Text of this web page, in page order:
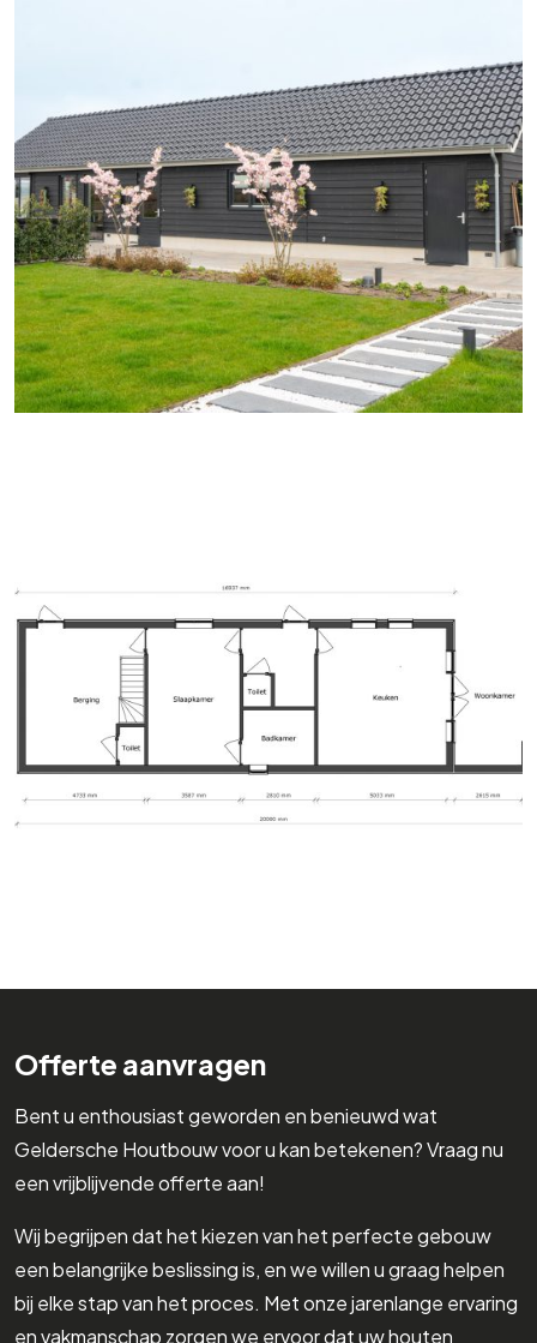
Offerte aanvragen
Bent u enthousiast geworden en benieuwd wat
Geldersche Houtbouw voor u kan betekenen? Vraag nu
een vrijblijvende offerte aan!
Wij begrijpen dat het kiezen van het perfecte gebouw
een belangrijke beslissing is, en we willen u graag helpen
bij elke stap van het proces. Met onze jarenlange ervaring
en vakmanschap zorgen we ervoor dat uw houten